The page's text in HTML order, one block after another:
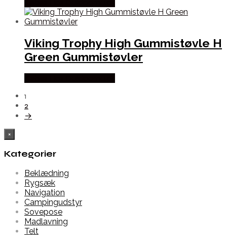
Viking Trophy High Gummistøvle H
Green Gummistøvler
1
2
→
×
Kategorier
Beklædning
Rygsæk
Navigation
Campingudstyr
Sovepose
Madlavning
Telt